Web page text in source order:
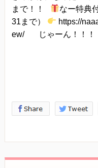
まで！！
なー特典
31まで）
https://
ew/ じゃーん！！！